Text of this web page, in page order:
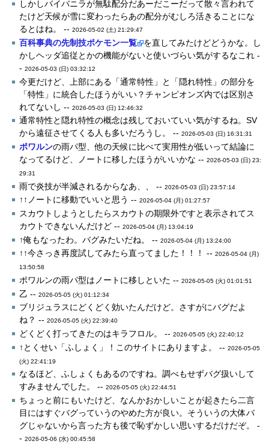
しかしバイバニラが無駄配分だあーだこーだって散々言われて
たけど天候が雪に変わったらあの配分がむしろ活きることにな
るとはね。 --2026-05-02 (土) 21:29:47
百科事典の先制技ポケモン一覧
を直してみたけどどうかな。し
かしヘッダ追従とかの機能がないと使いづらい気がするなこれ -
-2026-05-03 (日) 03:32:12
今更だけど、上部にある「通常特性」と「隠れ特性」の部分を
「特性」に統合したほうがいい？チャンピオンズ内では区別さ
れてないし --2026-05-03 (日) 12:46:32
通常特性と隠れ特性の概念は残しておいていい気がするね。SV
から遠征させてくる人も多いだろうし。 --2026-05-03 (日) 16:31:31
ポワルンの雨パ型、他の天候に比べて実用性が低いって結論に
なってるけど、ノートに移したほうがいいかな --2026-05-03 (日) 23:
29:31
雨で炎技が半減されるからなあ、、 --2026-05-03 (日) 23:57:14
↑↑ノートに移動でいいと思う --2026-05-04 (月) 01:27:57
スカウトしようとしたらスカウトの期限外ですと表示されてス
カウトできないんだけど --2026-05-04 (月) 13:04:19
↑俺もなったわ。バグみたいだね。 --2026-05-04 (月) 13:24:00
↑↑今さっき再度試してみたら直ってました！！！ --2026-05-04 (月)
13:50:58
ポワルンの雨パ型はノートに移しといた --2026-05-05 (火) 01:01:51
乙 --2026-05-05 (火) 01:12:34
ブリジュラスにどくどく効いたんだけど。さすがにバグだよ
ね？ --2026-05-05 (火) 22:39:40
どくどく打ってきたのはキラフロル。 --2026-05-05 (火) 22:40:12
↑とくせい「ふしょく」！このサイトにありますよ。 --2026-05-05
(火) 22:41:19
なるほど、ふしょくもあるのですね。調べもせずバグ扱いして
すみませんでした。 --2026-05-05 (火) 22:44:51
ちょっと前にもいたけど、なんかおかしいことが起きたら二言
目にはすぐバグっていうのやめた方が良い。そういうの大体バ
グじゃないから言った方も後で恥ずかしい思いするだけだぞ。 -
-2026-05-06 (水) 00:45:58